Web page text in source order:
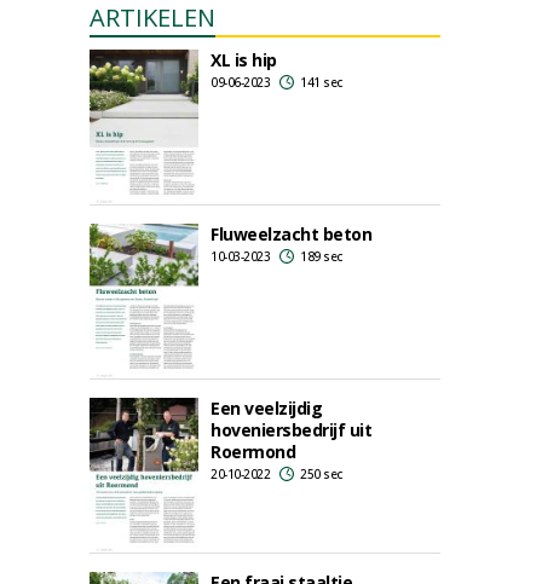
ARTIKELEN
XL is hip
09-06-2023 141 sec
Fluweelzacht beton
10-03-2023 189 sec
Een veelzijdig
hoveniersbedrijf uit
Roermond
20-10-2022 250 sec